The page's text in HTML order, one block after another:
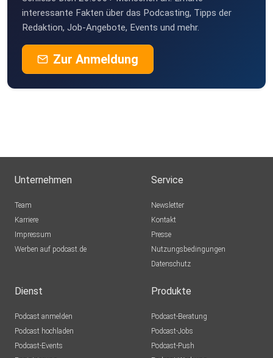
interessante Fakten über das Podcasting, Tipps der
Redaktion, Job-Angebote, Events und mehr.
Zur Anmeldung
Unternehmen
Team
Karriere
Impressum
Werben auf podcast.de
Service
Newsletter
Kontakt
Presse
Nutzungsbedingungen
Datenschutz
Dienst
Podcast anmelden
Podcast hochladen
Podcast-Events
Produkte
Podcast-Beratung
Podcast-Jobs
Podcast-Push